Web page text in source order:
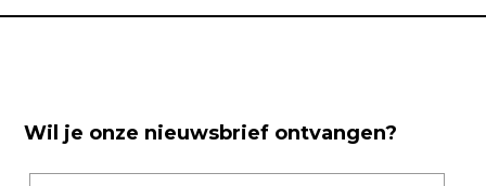
Wil je onze nieuwsbrief ontvangen?